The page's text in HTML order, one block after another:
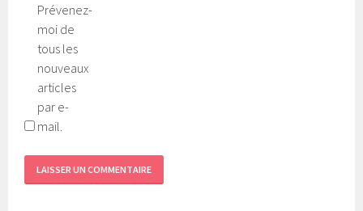
Prévenez-
moi de
tous les
nouveaux
articles
par e-
mail.